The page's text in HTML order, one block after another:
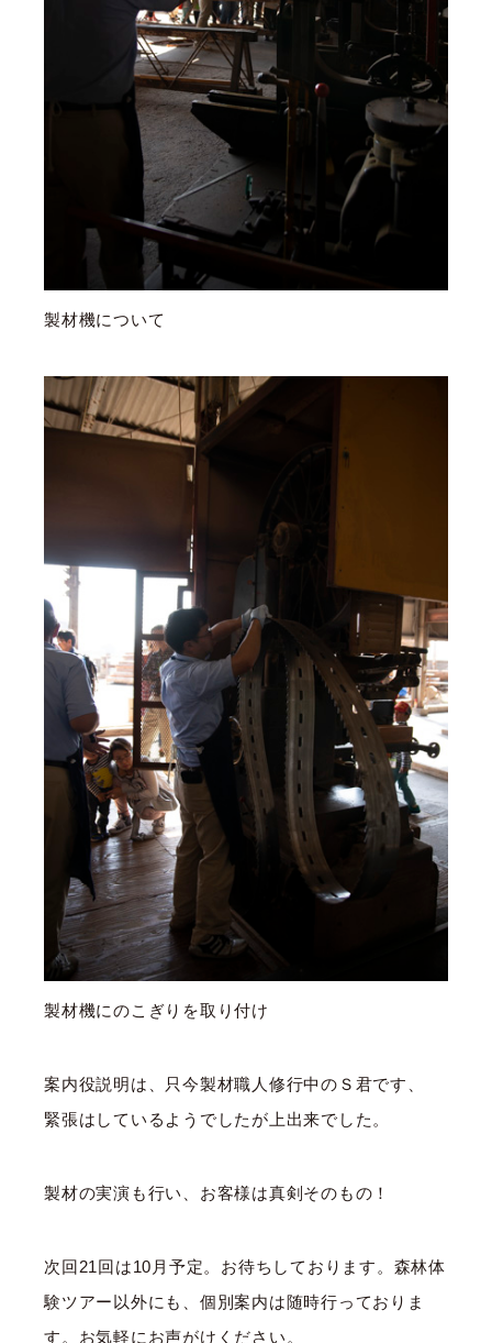
製材機について
製材機にのこぎりを取り付け
案内役説明は、只今製材職人修行中のＳ君です、
緊張はしているようでしたが上出来でした。
製材の実演も行い、お客様は真剣そのもの！
次回21回は10月予定。お待ちしております。森林体
験ツアー以外にも、個別案内は随時行っておりま
す。お気軽にお声がけください。